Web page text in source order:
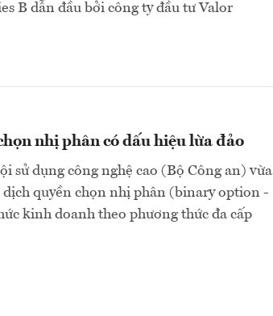
B dẫn đầu bởi công ty đầu tư Valor
nhị phân có dấu hiệu lừa đảo
sử dụng công nghệ cao (Bộ Công an) vừa
dịch quyền chọn nhị phân (binary option -
kinh doanh theo phương thức đa cấp